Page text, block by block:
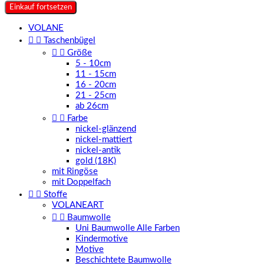
Einkauf fortsetzen
VOLANE
 
Taschenbügel
  Größe
5 - 10cm
11 - 15cm
16 - 20cm
21 - 25cm
ab 26cm
  Farbe
nickel-glänzend
nickel-mattiert
nickel-antik
gold (18K)
mit Ringöse
mit Doppelfach
  Stoffe
VOLANEART
  Baumwolle
Uni Baumwolle Alle Farben
Kindermotive
Motive
Beschichtete Baumwolle